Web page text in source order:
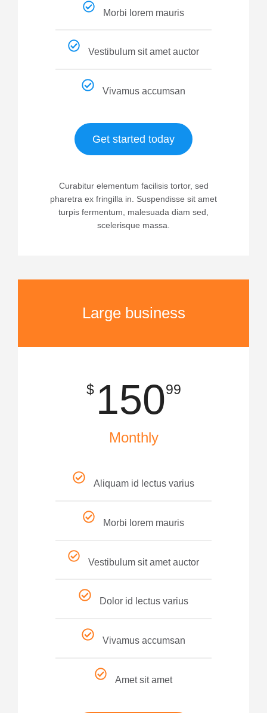
Morbi lorem mauris
Vestibulum sit amet auctor
Vivamus accumsan
Get started today
Curabitur elementum facilisis tortor, sed
pharetra ex fringilla in. Suspendisse sit amet
turpis fermentum, malesuada diam sed,
scelerisque massa.
Large business
$ 15099
Monthly
Aliquam id lectus varius
Morbi lorem mauris
Vestibulum sit amet auctor
Dolor id lectus varius
Vivamus accumsan
Amet sit amet